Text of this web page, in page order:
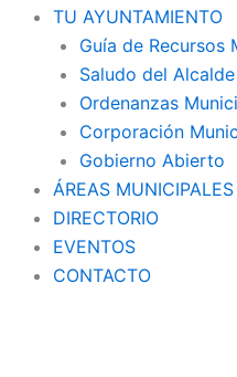
TU AYUNTAMIENTO
Guía de Recursos
Saludo del Alcalde
Ordenanzas
Corporación
Gobierno Abierto
ÁREAS MUNICIPALES
DIRECTORIO
EVENTOS
CONTACTO